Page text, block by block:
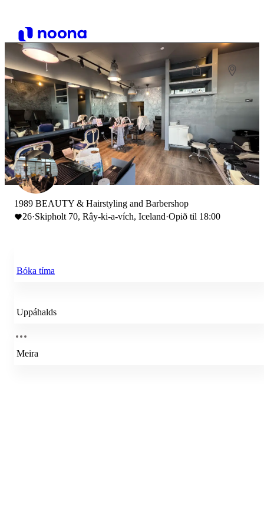
1989 BEAUTY & Hairstyling and Barbershop
26·Skipholt 70, Rây-ki-a-vích, Iceland·Opið til 18:00
Bóka tíma
Uppáhalds
Meira